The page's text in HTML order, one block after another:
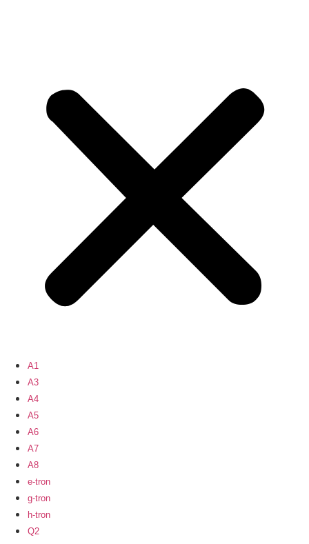
A1
A3
A4
A5
A6
A7
A8
e-tron
g-tron
h-tron
Q2